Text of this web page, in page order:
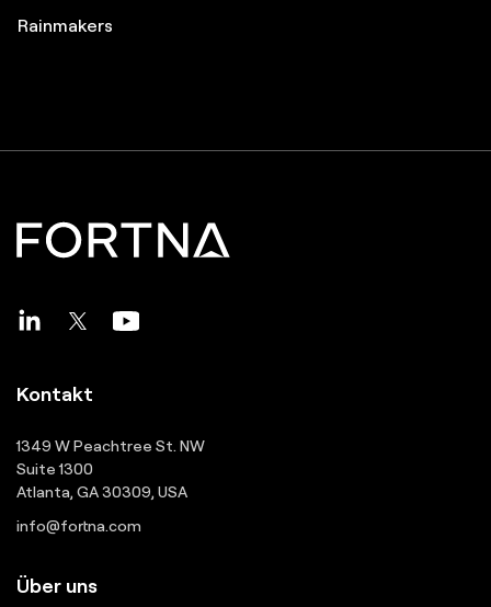
Great Supply Chain Partners
Pros to Know
Great Supply Chain Projects
Rainmakers
Kontakt
1349 W Peachtree St. NW
Suite 1300
Atlanta, GA 30309, USA
info@fortna.com
Über uns